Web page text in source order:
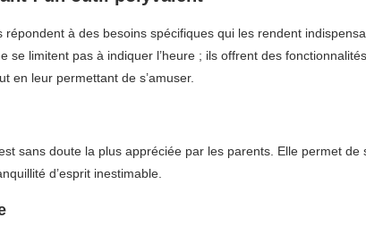
à des besoins spécifiques qui les rendent
se limitent pas à indiquer l’heure ; ils offrent des
en leur permettant de s’amuser.
sans doute la plus appréciée par les parents. Elle permet de
d’esprit inestimable.